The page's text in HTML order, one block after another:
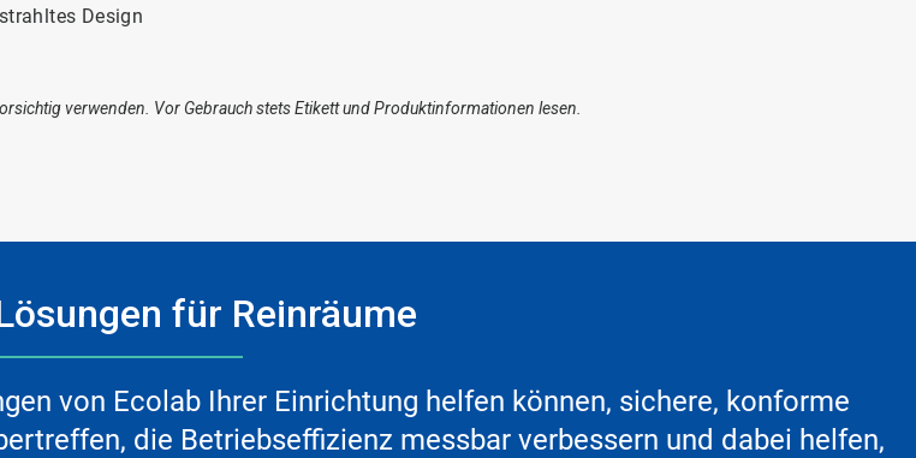
Design
verwenden. Vor Gebrauch stets Etikett und Produktinformationen lesen.
für Reinräume
von Ecolab Ihrer Einrichtung helfen können, sichere, konforme
die Betriebseffizienz messbar verbessern und dabei helfen,